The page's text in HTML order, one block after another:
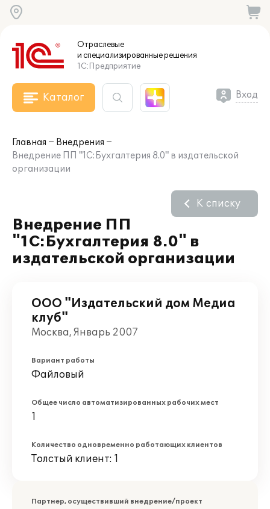
Отраслевые
и специализированныерешения
1С:Предприятие
Каталог Вход
Главная
Внедрения
Внедрение ПП "1С:Бухгалтерия 8.0" в издательской
организации
Внедрение ПП
"1С:Бухгалтерия 8.0" в
издательской организации
К списку
ООО "Издательский дом Медиа
клуб"
Москва, Январь 2007
Вариант работы
Файловый
Общее число автоматизированных рабочих мест
1
Количество одновременно работающих клиентов
Толстый клиент: 1
Партнер, осуществивший внедрение/проект